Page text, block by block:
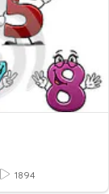
1894